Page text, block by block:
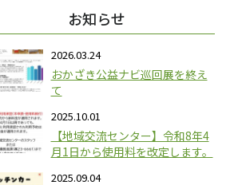
お知らせ
2026.03.24
おかざき公益ナビ巡回展を終え
て
2025.10.01
【地域交流センター】令和8年4
月1日から使用料を改定します。
2025.09.04